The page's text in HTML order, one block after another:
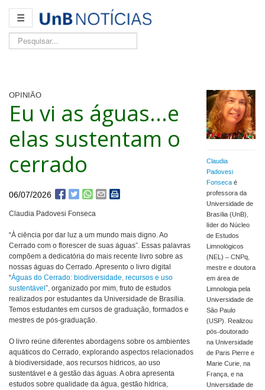
☰
Pesquisar...
OPINIÃO
Claudia
Padovesi
Fonseca é
professora da
Universidade de
Brasília (UnB),
líder do Núcleo
de Estudos
Limnológicos
(NEL) – CNPq,
mestre e doutora
em área de
Limnologia pela
Universidade de
São Paulo
(USP). Realizou
pós-doutorado
na Universidade
de Paris Pierre e
Marie Curie, na
França, e na
Universidade de
Eu vi as águas...e
elas sustentam o
cerrado
06/07/2026
Claudia Padovesi Fonseca
“À ciência por dar luz a um mundo mais digno. Ao
Cerrado com o florescer de suas águas”. Essas palavras
compõem a dedicatória do mais recente livro sobre as
nossas águas do Cerrado. Apresento o livro digital
“Águas do Cerrado: biodiversidade, recursos e uso
sustentável”, organizado por mim, fruto de estudos
realizados por estudantes da Universidade de Brasília.
Temos estudantes em cursos de graduação, formados e
mestres de pós-graduação.
O livro reúne diferentes abordagens sobre os ambientes
aquáticos do Cerrado, explorando aspectos relacionados
à biodiversidade, aos recursos hídricos, ao uso
sustentável e à gestão das águas. A obra apresenta
estudos sobre qualidade da água, gestão hídrica,